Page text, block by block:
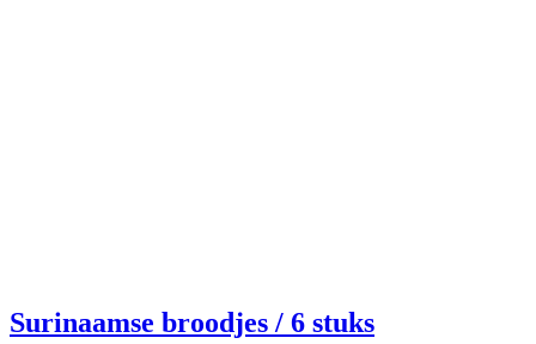
Surinaamse broodjes / 6 stuks